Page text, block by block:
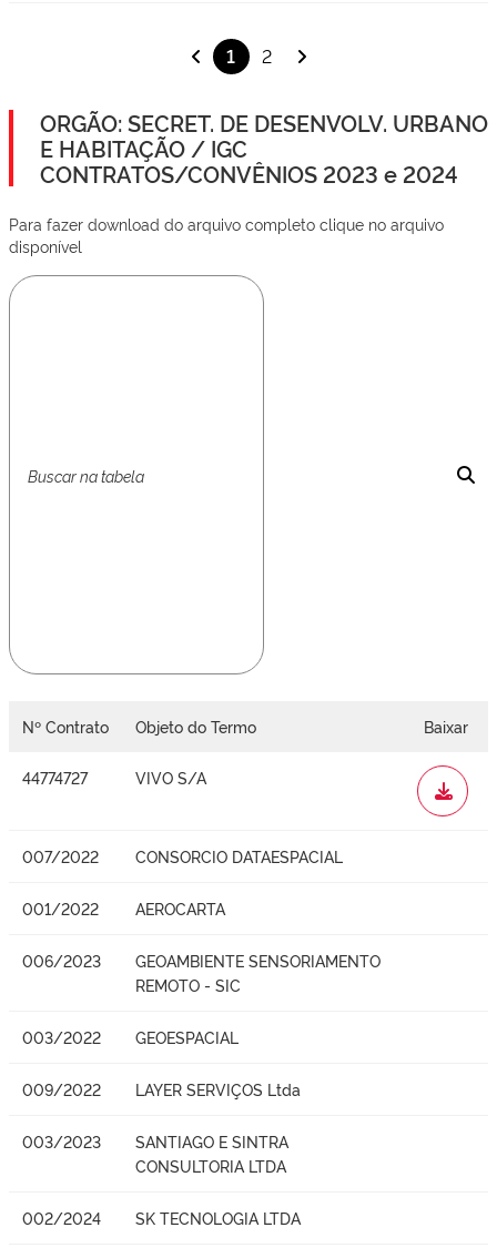
1 2
ORGÃO: SECRET. DE DESENVOLV. URBANO
E HABITAÇÃO / IGC
CONTRATOS/CONVÊNIOS 2023 e 2024
Para fazer download do arquivo completo clique no arquivo
disponível
Nº Contrato Objeto do Termo Baixar
44774727 VIVO S/A
WORD
007/2022 CONSORCIO DATAESPACIAL
001/2022 AEROCARTA
006/2023
GEOAMBIENTE SENSORIAMENTO
REMOTO - SIC
003/2022 GEOESPACIAL
009/2022 LAYER SERVIÇOS Ltda
003/2023
SANTIAGO E SINTRA
CONSULTORIA LTDA
002/2024 SK TECNOLOGIA LTDA